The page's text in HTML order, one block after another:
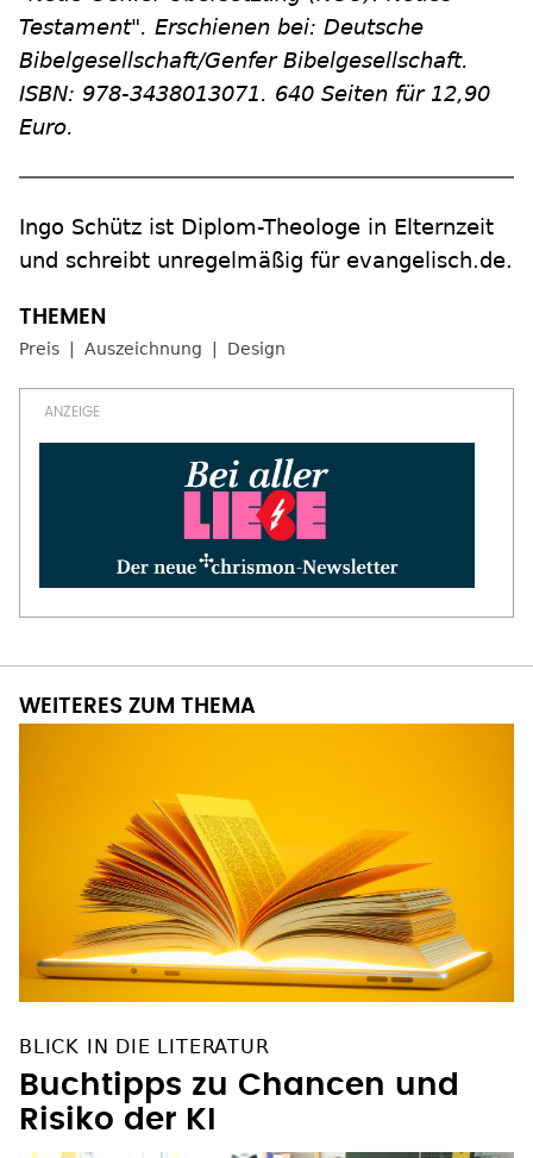
Testament". Erschienen bei: Deutsche
Bibelgesellschaft/Genfer Bibelgesellschaft.
ISBN: 978-3438013071. 640 Seiten für 12,90
Euro.
Ingo Schütz ist Diplom-Theologe in Elternzeit
und schreibt unregelmäßig für evangelisch.de.
Preis Auszeichnung Design
WEITERES ZUM THEMA
BLICK IN DIE LITERATUR
Buchtipps zu Chancen und
Risiko der KI